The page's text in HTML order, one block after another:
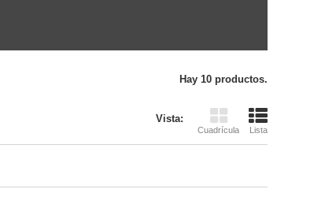
Hay 10 productos.
Vista:
Cuadrícula Lista